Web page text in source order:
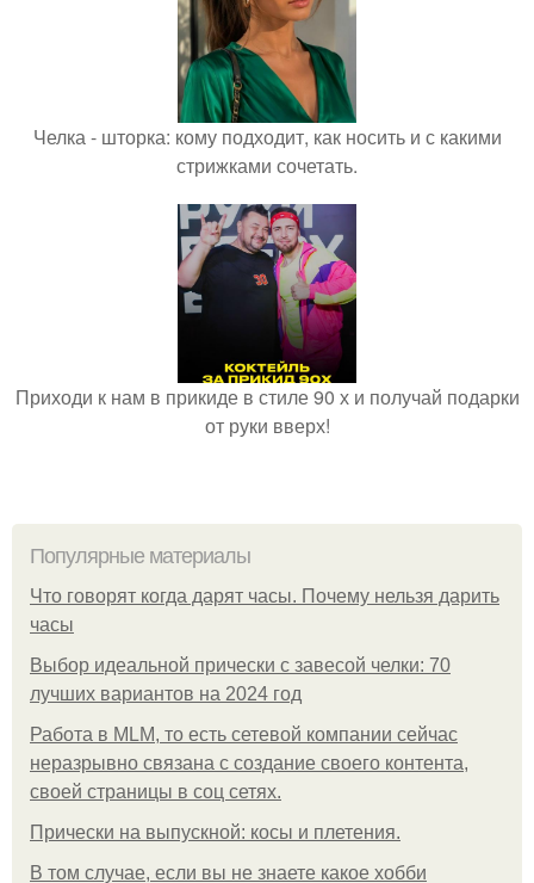
Челка - шторка: кому подходит, как носить и с какими
стрижками сочетать.
Приходи к нам в прикиде в стиле 90 х и получай подарки
от руки вверх!
Популярные материалы
Что говорят когда дарят часы. Почему нельзя дарить
часы
Выбор идеальной прически с завесой челки: 70
лучших вариантов на 2024 год
Работа в MLM, то есть сетевой компании сейчас
неразрывно связана с создание своего контента,
своей страницы в соц сетях.
Прически на выпускной: косы и плетения.
В том случае, если вы не знаете какое хобби